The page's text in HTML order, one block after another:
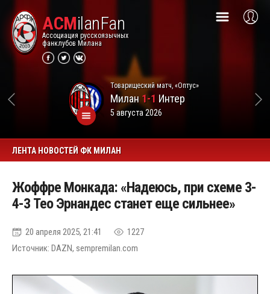
ACMilanFan
Ассоциация русскоязычных
фанклубов Милана
Товарищеский матч, «Оптус»
Милан1-1 Интер
5 августа 2026
ЛЕНТА НОВОСТЕЙ ФК МИЛАН
Жоффре Монкада: «Надеюсь, при схеме 3-
4-3 Тео Эрнандес станет еще сильнее»
20 апреля 2025, 21:41
1227
Источник: DAZN, sempremilan.com